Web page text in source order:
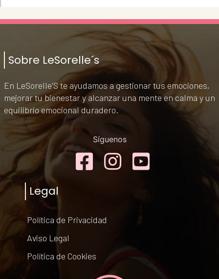
Sobre LeSorelle´s
En LeSorelle'S te ayudamos a gestionar tus emociones,
mejorar tu bienestar y alcanzar una mente en calma y un
equilibrio emocional duradero.
Síguenos
Facebook
Instagram
Legal
Política de Privacidad
Aviso Legal
Política de Cookies